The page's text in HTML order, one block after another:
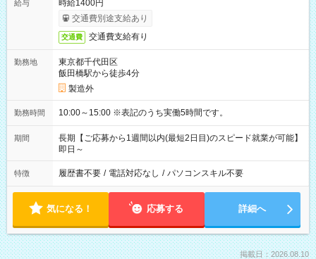
給与
時給1400円
交通費別途支給あり
交通費 交通費支給有り
勤務地
東京都千代田区
飯田橋駅から徒歩4分
製造外
勤務時間 10:00～15:00 ※表記のうち実働5時間です。
期間
長期【ご応募から1週間以内(最短2日目)のスピード就業が可能】
即日～
特徴 履歴書不要 / 電話対応なし / パソコンスキル不要
気になる！ 応募する 詳細へ
掲載日：2026.08.10